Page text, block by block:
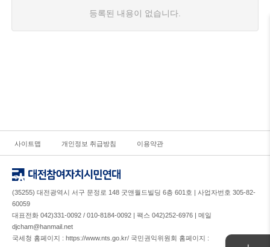
등록된 내용이 없습니다.
사이트맵 개인정보 취급방침 이용약관
(35255) 대전광역시 서구 문정로 148 굿앤월드빌딩 6층 601호 | 사업자번호 305-82-
60059
대표전화 042)331-0092 / 010-8184-0092 | 팩스 042)252-6976 | 메일
djcham@hanmail.net
국세청 홈페이지 : https://www.nts.go.kr/ 국민권익위원회 홈페이지 :